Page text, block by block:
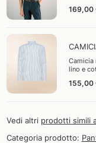
169,00
Camicia
lino e
155,00
Vedi altri prodotti simili
Categoria prodotto: